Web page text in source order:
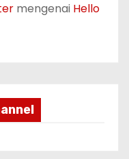
mengenai Hello